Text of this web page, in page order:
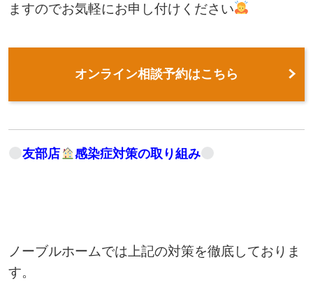
ますのでお気軽にお申し付けください
オンライン相談予約はこちら
友部店 感染症対策の取り組み
ノーブルホームでは上記の対策を徹底しておりま
す。